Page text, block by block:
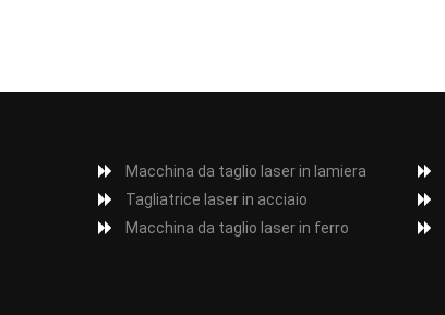
Macchina da taglio laser in lamiera
Tagliatrice laser in acciaio
Macchina da taglio laser in ferro